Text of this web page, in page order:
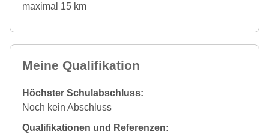
maximal 15 km
Meine Qualifikation
Höchster Schulabschluss:
Noch kein Abschluss
Qualifikationen und Referenzen: